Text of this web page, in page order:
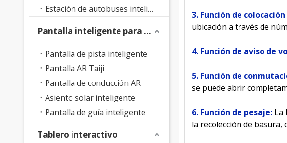
Estación de autobuses inteligente
Pantalla inteligente para parque
Pantalla de pista inteligente
Pantalla AR Taiji
Pantalla de conducción AR
Asiento solar inteligente
Pantalla de guía inteligente
Tablero interactivo
3. Función de
ubicación a través de
4. Función de aviso de
5. Función de
se puede abrir
6. Función de pesaje: La
la recolección de